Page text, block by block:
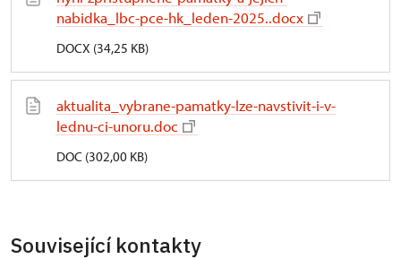
nabidka_lbc-pce-hk_leden-2025..docx
DOCX (34,25 KB)
aktualita_vybrane-pamatky-lze-navstivit-i-v-
lednu-ci-unoru.doc
DOC (302,00 KB)
Související kontakty